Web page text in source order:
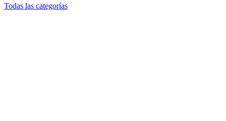
Todas las categorías